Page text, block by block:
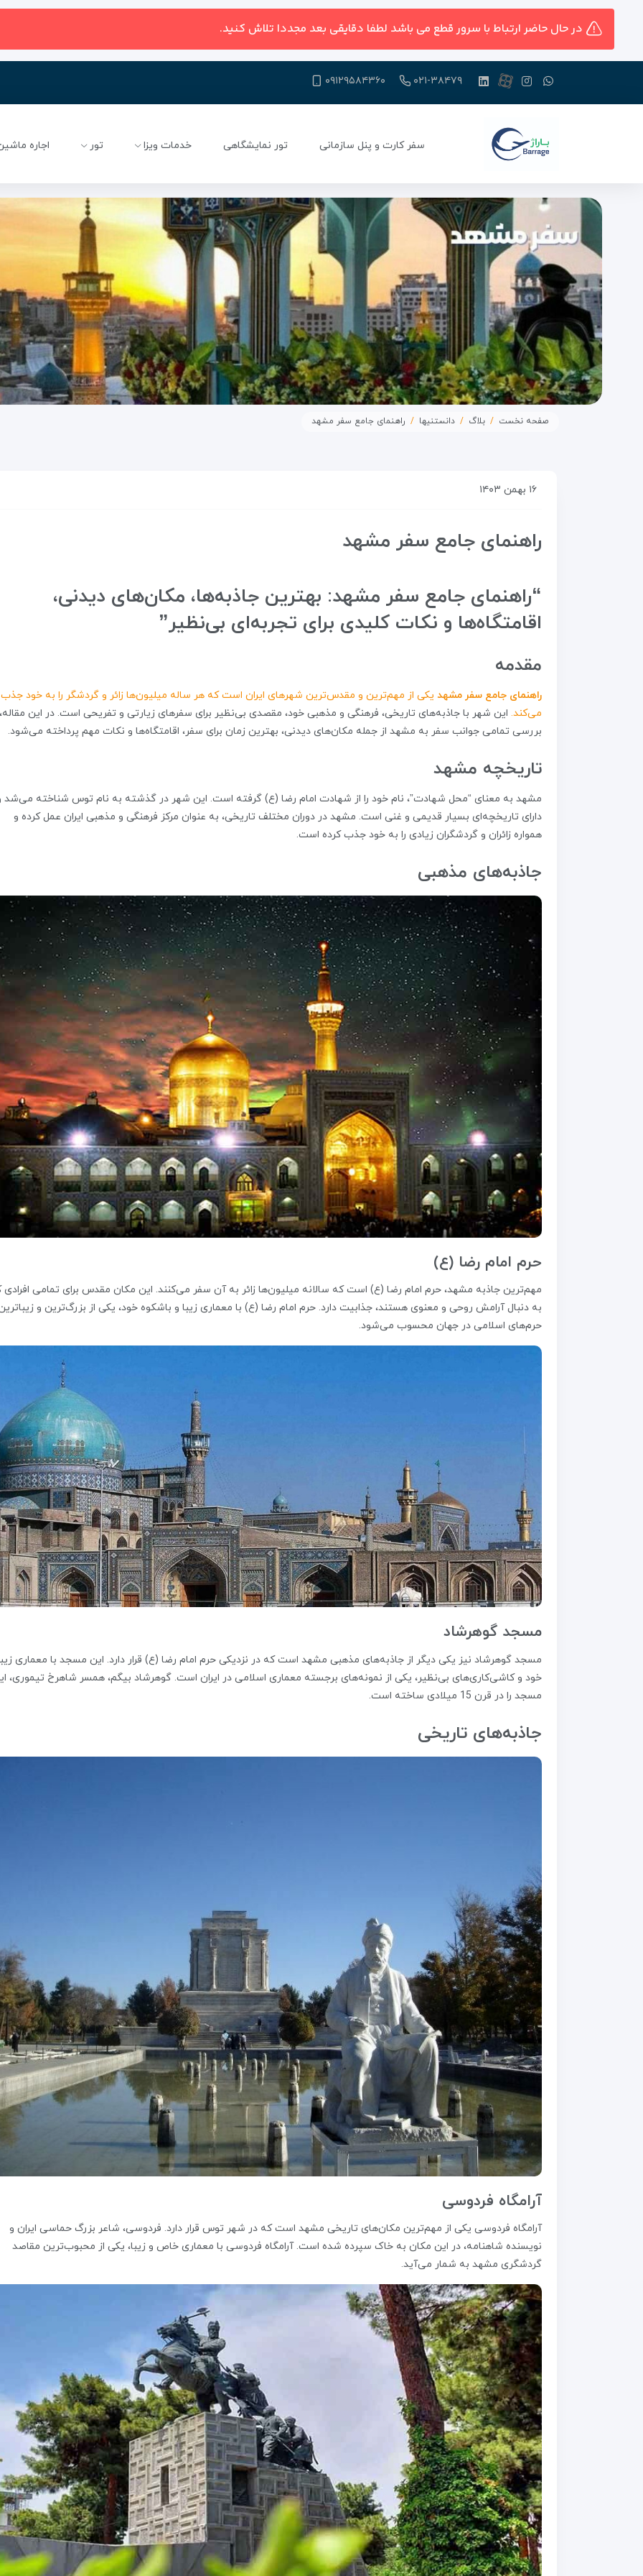
در حال حاضر ارتباط با سرور قطع می باشد لطفا دقایقی بعد مجددا تلاش کنید.
۰۲۱-۳۸۴۷۹ ۰۹۱۲۹۵۸۴۳۶۰
سفر کارت و پنل سازمانی تور نمایشگاهی خدمات ویزا تور اجاره
صفحه نخست بلاگ دانستنیها راهنمای جامع سفر مشهد
۱۶ بهمن ۱۴۰۳
راهنمای جامع سفر مشهد
“راهنمای جامع سفر مشهد: بهترین جاذبه‌ها، مکان‌های دیدنی،
اقامتگاه‌ها و نکات کلیدی برای تجربه‌ای بی‌نظیر”
مقدمه
راهنمای جامع سفر مشهد یکی از مهم‌ترین و مقدس‌ترین شهرهای ایران است که هر ساله میلیون‌ها زائر و گردشگر را به خود جذب
می‌کند. این شهر با جاذبه‌های تاریخی، فرهنگی و مذهبی خود، مقصدی بی‌نظیر برای سفرهای زیارتی و تفریحی است. در این
بررسی تمامی جوانب سفر به مشهد از جمله مکان‌های دیدنی، بهترین زمان برای سفر، اقامتگاه‌ها و نکات مهم پرداخته می‌شود.
تاریخچه مشهد
مشهد به معنای “محل شهادت”، نام خود را از شهادت امام رضا (ع) گرفته است. این شهر در گذشته به نام توس شناخته می‌شد
دارای تاریخچه‌ای بسیار قدیمی و غنی است. مشهد در دوران مختلف تاریخی، به عنوان مرکز فرهنگی و مذهبی ایران عمل کرده و
همواره زائران و گردشگران زیادی را به خود جذب کرده است.
جاذبه‌های مذهبی
حرم امام رضا (ع)
مهم‌ترین جاذبه مشهد، حرم امام رضا (ع) است که سالانه میلیون‌ها زائر به آن سفر می‌کنند. این مکان مقدس برای تمامی افرادی
به دنبال آرامش روحی و معنوی هستند، جذابیت دارد. حرم امام رضا (ع) با معماری زیبا و باشکوه خود، یکی از بزرگ‌ترین و
حرم‌های اسلامی در جهان محسوب می‌شود.
مسجد گوهرشاد
مسجد گوهرشاد نیز یکی دیگر از جاذبه‌های مذهبی مشهد است که در نزدیکی حرم امام رضا (ع) قرار دارد. این مسجد با معماری
خود و کاشی‌کاری‌های بی‌نظیر، یکی از نمونه‌های برجسته معماری اسلامی در ایران است. گوهرشاد بیگم، همسر شاهرخ تیموری،
مسجد را در قرن 15 میلادی ساخته است.
جاذبه‌های تاریخی
آرامگاه فردوسی
آرامگاه فردوسی یکی از مهم‌ترین مکان‌های تاریخی مشهد است که در شهر توس قرار دارد. فردوسی، شاعر بزرگ حماسی ایران و
نویسنده شاهنامه، در این مکان به خاک سپرده شده است. آرامگاه فردوسی با معماری خاص و زیبا، یکی از محبوب‌ترین مقاصد
گردشگری مشهد به شمار می‌آید.